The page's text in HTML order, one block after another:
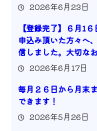
2026年6月23日
【登録完了】６月1
申込み頂いた方々へ
信しました。大切な
2026年6月17日
毎月２６日から月末
できます！
2026年5月26日